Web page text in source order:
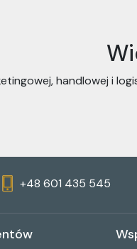
handlowej i
+48 601 435 545